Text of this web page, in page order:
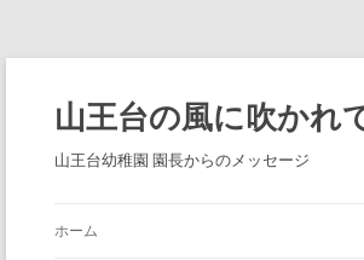
コ
テ
ン
ツ
へ
ス
山王台の風に吹かれ
山王台幼稚園 園長からのメッセージ
ホーム